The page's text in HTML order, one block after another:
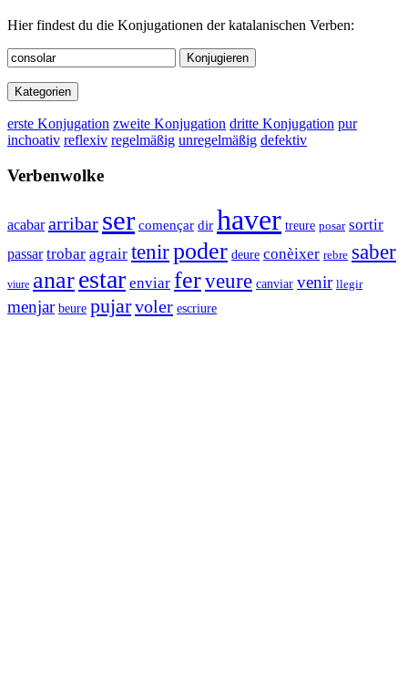
Hier findest du die Konjugationen der katalanischen Verben:
Konjugieren
Kategorien
erste Konjugation zweite Konjugation dritte Konjugation pur
inchoativ reflexiv regelmäßig unregelmäßig defektiv
Verbenwolke
acabar arribar ser començar dir haver treure posar sortir
passar trobar agrair tenirpoder deure conèixer rebre saber
viure anarestar enviar ferveure canviar venir llegir
menjar beure pujarvoler escriure